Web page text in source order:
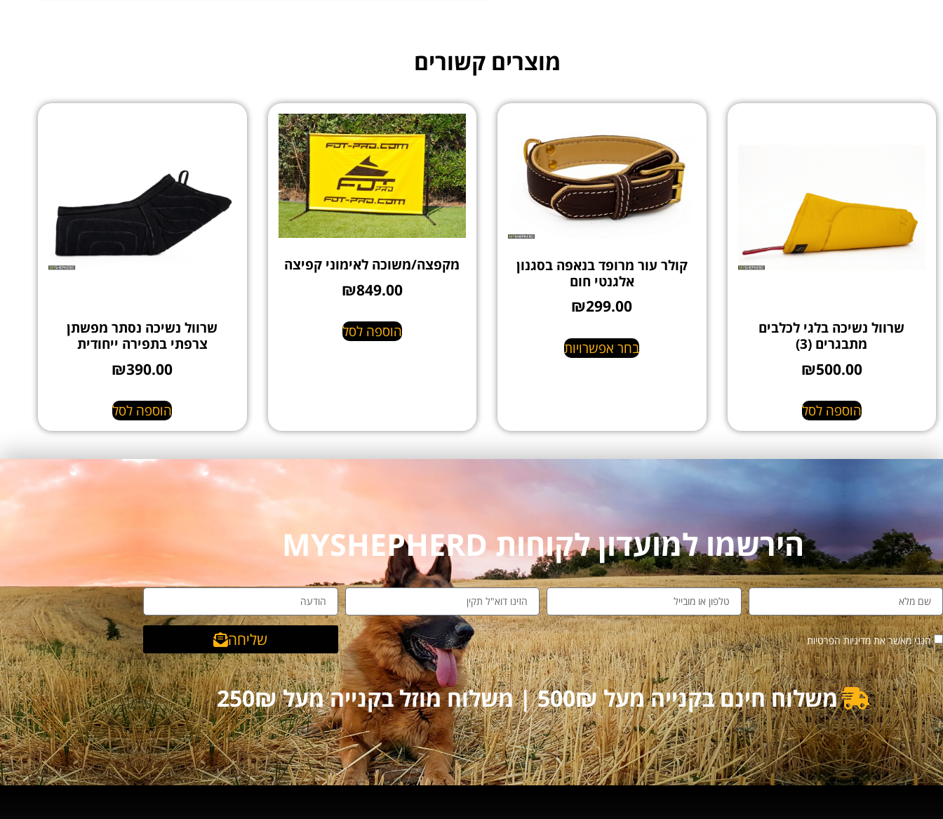
מוצרים קשורים
שרוול נשיכה בלגי לכלבים
מתבגרים (3)
₪500.00
הוספה לסל
קולר עור מרופד בנאפה בסגנון
אלגנטי חום
₪299.00
בחר אפשרויות
מקפצה/משוכה לאימוני קפיצה
₪849.00
הוספה לסל
שרוול נשיכה נסתר מפשתן
צרפתי בתפירה ייחודית
₪390.00
הוספה לסל
הירשמו למועדון לקוחות MYSHEPHERD
הנני מאשר את מדיניות הפרטיות שליחה
משלוח חינם בקנייה מעל 500₪ | משלוח מוזל בקנייה מעל 250₪